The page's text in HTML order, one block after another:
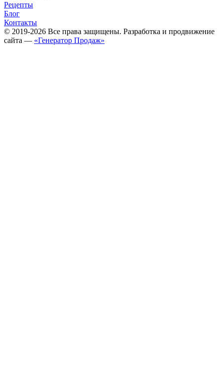
Рецепты
Блог
Контакты
© 2019-2026 Все права защищены. Разработка и продвижение
сайта — «Генератор Продаж»